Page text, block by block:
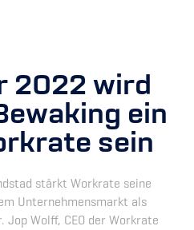
2022 wird
ein
sein
stärkt Workrate seine
Unternehmensmarkt als
Wolff, CEO der Workrate